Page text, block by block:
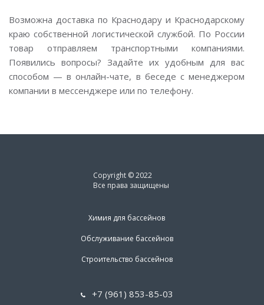
Возможна доставка по Краснодару и Краснодарскому
краю собственной логистической службой. По России
товар отправляем транспортными компаниями.
Появились вопросы? Задайте их удобным для вас
способом — в онлайн-чате, в беседе с менеджером
компании в мессенджере или по телефону.
Copyright © 2022
Все права защищены
Химия для бассейнов
Обслуживание бассейнов
Строительство бассейнов
+7 (961) 853-85-03